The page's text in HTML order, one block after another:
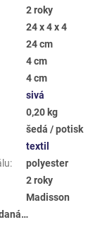
2 roky
24 x 4 x 4
24 cm
4 cm
4 cm
sivá
0,20 kg
šedá / potisk
textil
:
polyester
2 roky
Madisson